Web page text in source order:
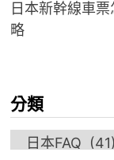
日本新幹線車
略
分類